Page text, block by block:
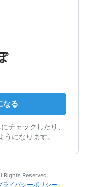
なる
チェックしたり、
になります。
Rights Reserved.
ライバシーポリシー